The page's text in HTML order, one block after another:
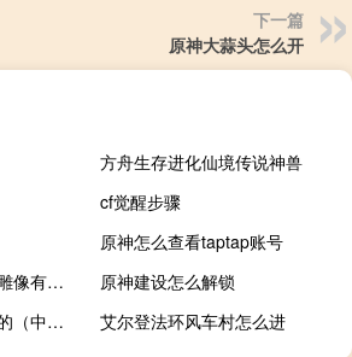
下一篇
原神大蒜头怎么开
方舟生存进化仙境传说神兽
cf觉醒步骤
原神怎么查看taptap账号
元气骑士供奉圣骑士雕像有什么用
原神建设怎么解锁
中邮网邮票卖的是真的（中邮网邮票）
艾尔登法环风车村怎么进